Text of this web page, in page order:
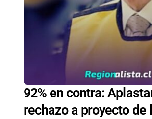
92% en contra:
rechazo a proyecto de